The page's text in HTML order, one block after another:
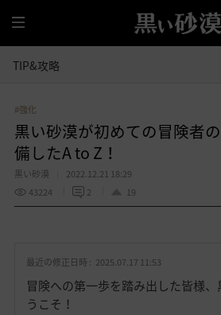
全
体
TIP&攻略
#強化
黒い砂漠が初めての冒険者
備したA to Z！
黒い砂漠
2022.12.21 18:29
43224
2 19
最近の修正日時 : 2025.07.17 11:53
冒険への第一歩を踏み出した皆様
うこそ！